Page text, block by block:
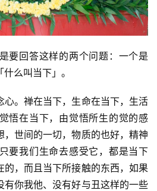
要回答这样的两个问题：一个是
么叫当下」。
心。禅在当下，生命在当下，生活
悟在当下，由觉悟所生的觉的感
，世间的一切，物质的也好，精神
要我们生命去感受它，都是当下
的，而且当下所接触的东西，如果
有你我他、没有好与丑这样的一些